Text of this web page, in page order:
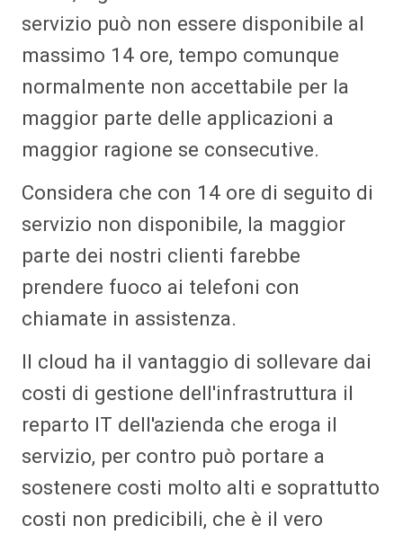
servizio può non essere disponibile al
massimo 14 ore, tempo comunque
normalmente non accettabile per la
maggior parte delle applicazioni a
maggior ragione se consecutive.
Considera che con 14 ore di seguito di
servizio non disponibile, la maggior
parte dei nostri clienti farebbe
prendere fuoco ai telefoni con
chiamate in assistenza.
Il cloud ha il vantaggio di sollevare dai
costi di gestione dell'infrastruttura il
reparto IT dell'azienda che eroga il
servizio, per contro può portare a
sostenere costi molto alti e soprattutto
costi non predicibili, che è il vero